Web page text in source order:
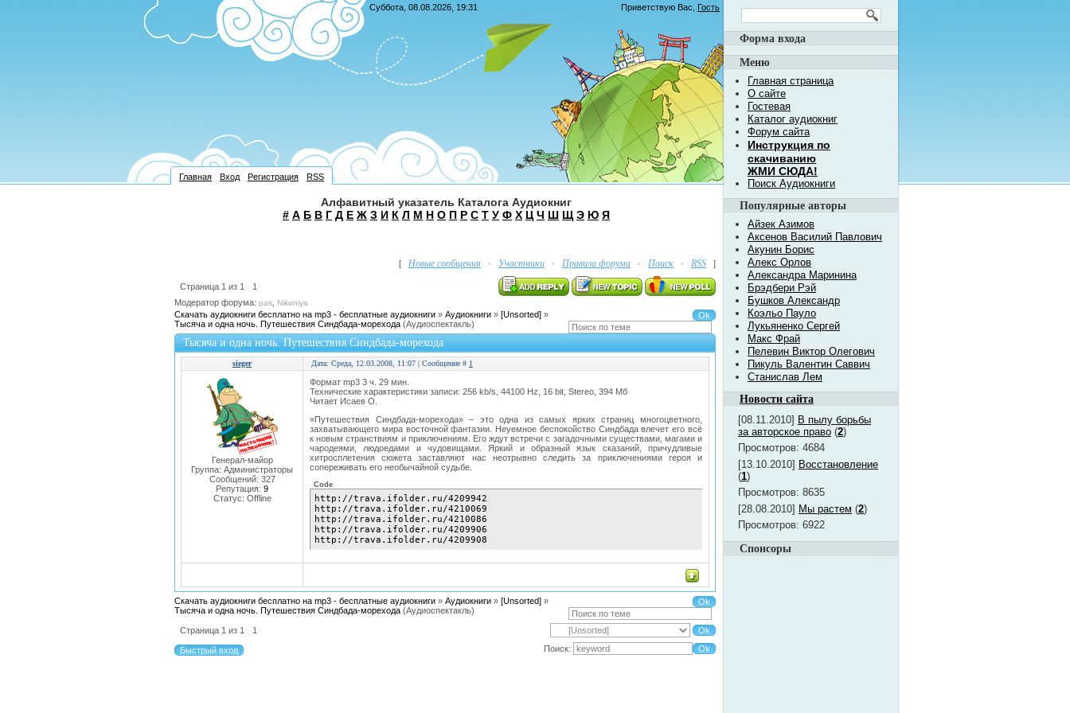
Суббота, 08.08.2026, 19:31 Приветствую Вас Гость
Главная Вход Регистрация RSS
Алфавитный указатель Каталога Аудиокниг
# А Б В Г Д Е Ж З И К Л М Н О П Р С Т У Ф Х Ц Ч Ш Щ Э Ю Я
[ Новые сообщения · Участники · Правила форума · Поиск · RSS ]
Страница 1 из 1
1
Модератор форума: pas Nikoniya
Скачать аудиокниги бесплатно на mp3 - бесплатные аудиокниги » Аудиокниги » [Unsorted] »
Тысяча и одна ночь. Путешествия Синдбада-морехода (Аудиоспектакль)
Тысяча и одна ночь. Путешествия Синдбада-морехода
sieger Дата: Среда, 12.03.2008, 11:07 | Сообщение # 1
Генерал-майор
Группа: Администраторы
Сообщений: 327
Репутация: 9
Статус: Offline
Формат mp3 3 ч. 29 мин.
Технические характеристики записи: 256 kb/s, 44100 Hz, 16 bit, Stereo, 394 Мб
Читает Исаев О.
«Путешествия Синдбада-морехода» – это одна из самых ярких страниц многоцветного,
захватывающего мира восточной фантазии. Неуемное беспокойство Синдбада влечет его всё
к новым странствиям и приключениям. Его ждут встречи с загадочными существами, магами и
чародеями, людоедами и чудовищами. Яркий и образный язык сказаний, причудливые
хитросплетения сюжета заставляют нас неотрывно следить за приключениями героя и
сопереживать его необычайной судьбе.
Code
http://trava.ifolder.ru/4209942
http://trava.ifolder.ru/4210069
http://trava.ifolder.ru/4210086
http://trava.ifolder.ru/4209906
http://trava.ifolder.ru/4209908
Скачать аудиокниги бесплатно на mp3 - бесплатные аудиокниги » Аудиокниги » [Unsorted] »
Тысяча и одна ночь. Путешествия Синдбада-морехода (Аудиоспектакль)
Страница 1 из 1
1
Поиск:
Форма входа
Меню
Главная страница
О сайте
Гостевая
Каталог аудиокниг
Форум сайта
Инструкция по
скачиванию
ЖМИ СЮДА!
Поиск Аудиокниги
Популярные авторы
Айзек Азимов
Аксенов Василий Павлович
Акунин Борис
Алекс Орлов
Александра Маринина
Брэдбери Рэй
Бушков Александр
Коэльо Пауло
Лукьяненко Сергей
Макс Фрай
Пелевин Виктор Олегович
Пикуль Валентин Саввич
Станислав Лем
Новости сайта
[08.11.2010] В пылу борьбы
за авторское право (2)
Просмотров: 4684
[13.10.2010] Восстановление
(1)
Просмотров: 8635
[28.08.2010] Мы растем (2)
Просмотров: 6922
Спонсоры